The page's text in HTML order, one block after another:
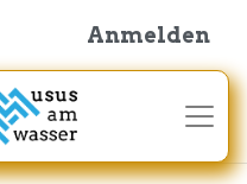
Anmelden